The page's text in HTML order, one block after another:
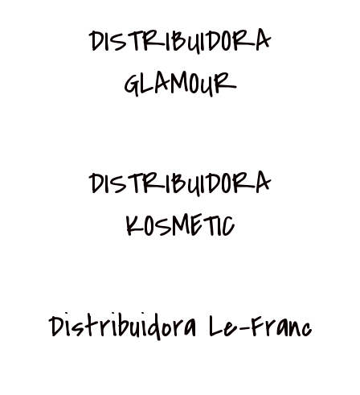
DISTRIBUIDORA
GLAMOUR
DISTRIBUIDORA
KOSMETIC
Distribuidora Le-Franc